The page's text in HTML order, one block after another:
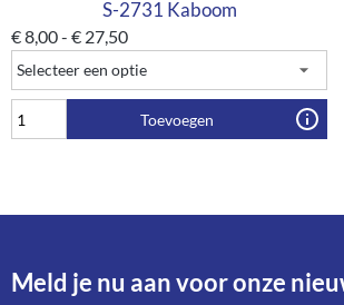
S-2731 Kaboom
€8,00- € 27,50
Toevoegen
Meld je nu aan voor onze